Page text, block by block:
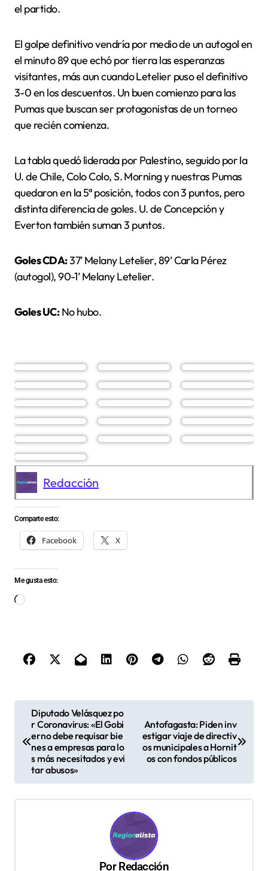
el partido.
El golpe definitivo vendría por medio de un autogol en
el minuto 89 que echó por tierra las esperanzas
visitantes, más aun cuando Letelier puso el definitivo
3-0 en los descuentos. Un buen comienzo para las
Pumas que buscan ser protagonistas de un torneo
que recién comienza.
La tabla quedó liderada por Palestino, seguido por la
U. de Chile, Colo Colo, S. Morning y nuestras Pumas
quedaron en la 5ª posición, todos con 3 puntos, pero
distinta diferencia de goles. U. de Concepción y
Everton también suman 3 puntos.
Goles CDA:37’ Melany Letelier, 89’ Carla Pérez
(autogol), 90-1’ Melany Letelier.
Goles UC:No hubo.
Redacción
Comparte esto:
Facebook X
Me gusta esto:
Cargando...
g
Diputado Velásquez po
r Coronavirus: «El Gobi
erno debe requisar bie
nes a empresas para lo
s más necesitados y evi
tar abusos»
Antofagasta: Piden inv
estigar viaje de directiv
os municipales a Hornit
os con fondos públicos
PorRedacción